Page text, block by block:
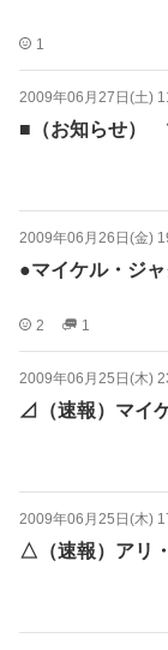
1
2009年06月27日(土)
■（お知らせ）
2009年06月26日(金)
●マイケル・ジ
2 1
2009年06月25日(木)
⊿（速報）マイ
2009年06月25日(木)
△（速報）アリ